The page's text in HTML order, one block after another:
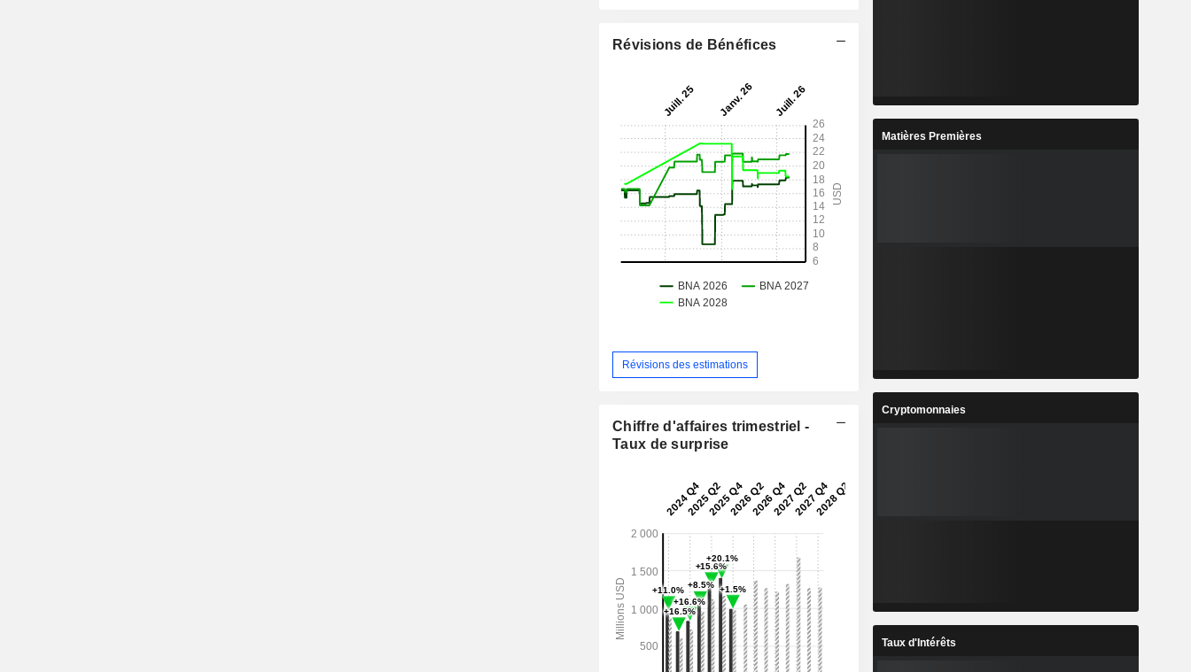
Révisions de Bénéfices
Révisions des estimations
Chiffre d'affaires trimestriel -
Taux de surprise
Matières Premières
Cryptomonnaies
Taux d'Intérêts